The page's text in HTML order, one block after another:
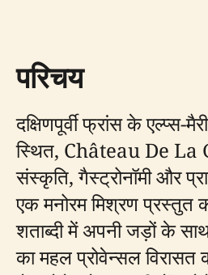
परिचय
दक्षिणपूर्वी फ्रांस के एल्प्स-
स्थित, Château De La
संस्कृति, गैस्ट्रोनॉमी और
एक मनोरम मिश्रण प्रस्तुत
शताब्दी में अपनी जड़ों के
का महल प्रोवेन्सल विरासत